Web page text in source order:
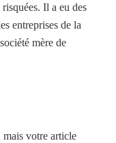
Il a eu des
entreprises de la
mère de
mais votre article